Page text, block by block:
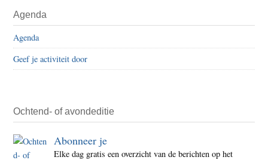
Agenda
Agenda
Geef je activiteit door
Ochtend- of avondeditie
Abonneer je
Elke dag gratis een overzicht van de berichten op het